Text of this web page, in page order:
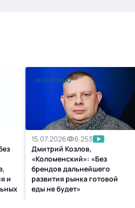
и
ИНТЕРВЬЮ
15.07.2026
6 253
Дмитрий Козлов,
«Коломенский»: «Без
брендов дальнейшего
развития рынка готовой
еды не будет»